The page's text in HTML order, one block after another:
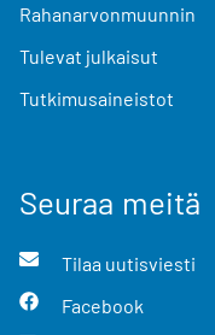
Rahanarvonmuunnin
Tulevat julkaisut
Tutkimusaineistot
Seuraa meitä
Tilaa uutisviesti
Facebook